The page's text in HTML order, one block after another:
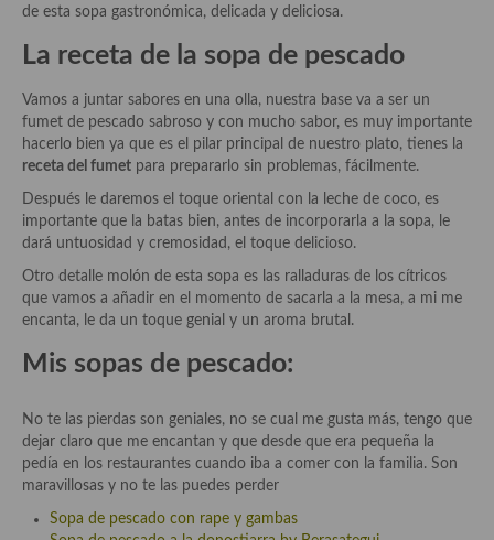
Ocio – restaurantes, bares, tabernas
Viajes eno-gastro-turísticos
En El Candelero
Las opiniones de la «Cocinera»
Prensa
Recetas
Acompañamientos
Airfryer recetas
Aderezos, salsas, vinagretas, especias, hierbas aromáticas o
Especias, mezclas de especias
Hierbas aromáticas
Aceites
de esta sopa gastronómica, delicada y deliciosa.
La receta de la sopa de pescado
Vamos a juntar sabores en una olla, nuestra base va a ser un
fumet de pescado sabroso y con mucho sabor, es muy importante
hacerlo bien ya que es el pilar principal de nuestro plato, tienes la
receta del fumet para prepararlo sin problemas, fácilmente.
Después le daremos el toque oriental con la leche de coco, es
importante que la batas bien, antes de incorporarla a la sopa, le
dará untuosidad y cremosidad, el toque delicioso.
Otro detalle molón de esta sopa es las ralladuras de los cítricos
que vamos a añadir en el momento de sacarla a la mesa, a mi me
encanta, le da un toque genial y un aroma brutal.
Mis sopas de pescado:
No te las pierdas son geniales, no se cual me gusta más, tengo que
dejar claro que me encantan y que desde que era pequeña la
pedía en los restaurantes cuando iba a comer con la familia. Son
maravillosas y no te las puedes perder
Sopa de pescado con rape y gambas